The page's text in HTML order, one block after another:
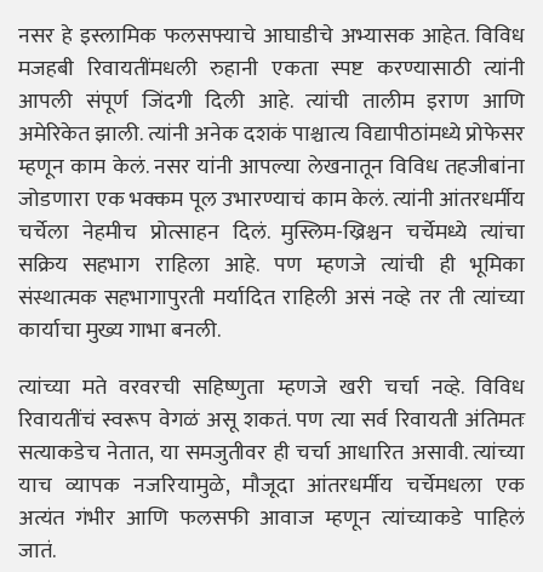
नसर हे इस्लामिक फलसफ्याचे आघाडीचे अभ्यासक आहेत. विविध
मजहबी रिवायतींमधली रुहानी एकता स्पष्ट करण्यासाठी त्यांनी
आपली संपूर्ण जिंदगी दिली आहे. त्यांची तालीम इराण आणि
अमेरिकेत झाली. त्यांनी अनेक दशकं पाश्चात्य विद्यापीठांमध्ये प्रोफेसर
म्हणून काम केलं. नसर यांनी आपल्या लेखनातून विविध तहजीबांना
जोडणारा एक भक्कम पूल उभारण्याचं काम केलं. त्यांनी आंतरधर्मीय
चर्चेला नेहमीच प्रोत्साहन दिलं. मुस्लिम-ख्रिश्चन चर्चेमध्ये त्यांचा
सक्रिय सहभाग राहिला आहे. पण म्हणजे त्यांची ही भूमिका
संस्थात्मक सहभागापुरती मर्यादित राहिली असं नव्हे तर ती त्यांच्या
कार्याचा मुख्य गाभा बनली.
त्यांच्या मते वरवरची सहिष्णुता म्हणजे खरी चर्चा नव्हे. विविध
रिवायतींचं स्वरूप वेगळं असू शकतं. पण त्या सर्व रिवायती अंतिमतः
सत्याकडेच नेतात, या समजुतीवर ही चर्चा आधारित असावी. त्यांच्या
याच व्यापक नजरियामुळे, मौजूदा आंतरधर्मीय चर्चेमधला एक
अत्यंत गंभीर आणि फलसफी आवाज म्हणून त्यांच्याकडे पाहिलं
जातं.